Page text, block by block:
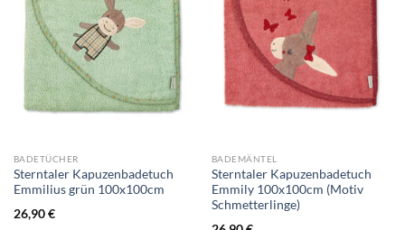
BADETÜCHER
Sterntaler Kapuzenbadetuch
Emmilius grün 100x100cm
26,90€
BADEMÄNTEL
Sterntaler Kapuzenbadetuch
Emmily 100x100cm (Motiv
Schmetterlinge)